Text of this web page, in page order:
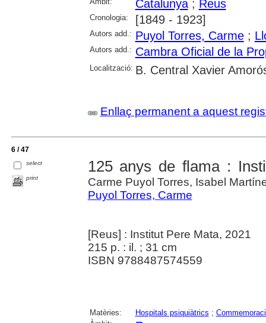
Catalunya; Reus
Cronologia: [1849 - 1923]
Autors add.: Puyol Torres, Carme;
Autors add.: Cambra Oficial de la
Localització: B. Central Xavier
Enllaç permanent a aquest
6 / 47
select
print
125 anys de flama :
Carme Puyol Torres, Isabel
Puyol Torres, Carme
[Reus] : Institut Pere Mata, 2021
215 p. : il. ; 31 cm
ISBN 9788487574559
Matèries: Hospitals psiquiàtrics ;